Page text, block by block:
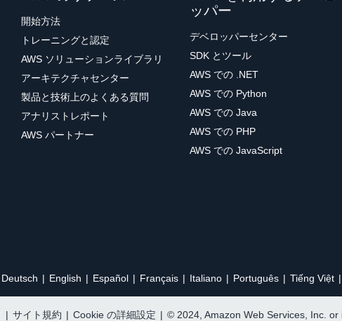
開始方法
トレーニングと認定
AWS ソリューションライブラリ
アーキテクチャセンター
製品と技術上のよくある質問
アナリストレポート
AWS パートナー
ッパー
デベロッパーセンター
SDK とツール
AWS での .NET
AWS での Python
AWS での Java
AWS での PHP
AWS での JavaScript
Deutsch English Español Français Italiano Português Tiếng Việt
| サイト規約 | Cookie の詳細設定 | © 2024, Amazon Web Services, Inc. or